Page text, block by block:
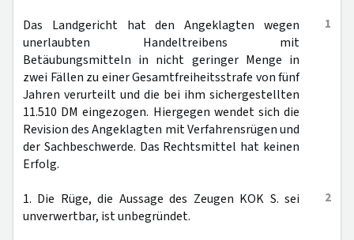
1
Das Landgericht hat den Angeklagten wegen
unerlaubten Handeltreibens mit
Betäubungsmitteln in nicht geringer Menge in
zwei Fällen zu einer Gesamtfreiheitsstrafe von fünf
Jahren verurteilt und die bei ihm sichergestellten
11.510 DM eingezogen. Hiergegen wendet sich die
Revision des Angeklagten mit Verfahrensrügen und
der Sachbeschwerde. Das Rechtsmittel hat keinen
Erfolg.
2
1. Die Rüge, die Aussage des Zeugen KOK S. sei
unverwertbar, ist unbegründet.